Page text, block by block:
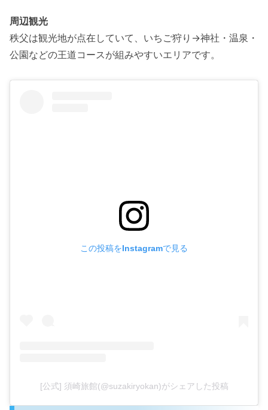
周辺観光
秩父は観光地が点在していて、いちご狩り→神社・温泉・
公園などの王道コースが組みやすいエリアです。
この投稿をInstagramで見る
[公式] 須崎旅館(@suzakiryokan)がシェアした投稿